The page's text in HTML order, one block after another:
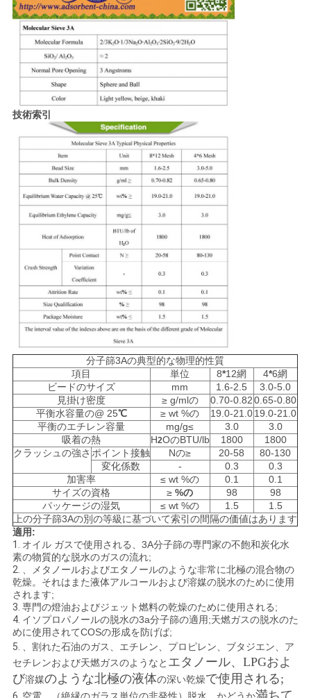
ー
ス
件
見
積
も
り
を
依
頼
す
る
地
図
PRIVACY
POLICY
技術索引
分子篩3Aの典型的な物理的性質
項目
単位 8*12網 4*6網
ビードのサイズ
mm 1.6-2.5
3.0-5.0
見掛け密度
≥ g/mlの 0.70-0.82 0.65-0.80
平衡水容量の@ 25℃ ≥ wt %の 19.0-21.019.0-21.0
平衡のエチレン容量
mg/g≤ 3.0
3.0
吸着の熱
H2OのBTU/lb 1800
1800
クラッシュの強さ ポイント接触 Nの≥ 20-58
80-130
変化係数
- 0.3
0.3
加害率
≤ wt %の 0.1
0.1
サイズの資格
≥%の 98
98
パッケージの湿気
≤ wt %の 1.5
1.5
上の分子篩3Aの別の等級に基づいて索引の間隔の価値はあります
適用:
1. オイル ガスで使用される、3A分子篩の専門家の不飽和炭化水
素の物質的な脱水のガスの流れ;
2.
、メタノールおよびエタノールのような非常に北極の混合物の
乾燥。それはまた液体アルコールおよび溶媒の脱水のために使用
されます;
3. 専門の燈油およびジェット燃料の乾燥のために使用される;
4. イソプロパノールの脱水の3a分子篩の適用;天燃ガスの脱水のた
めに使用されてCOSの形成を防げば;
5.
割れた石油のガス、エチレン、プロピレン、ブタジエン、ア
セチレンおよび天燃ガスのようなと エタノール、LPGおよ
び溶媒のような北極の液体の深い乾燥で使用される;